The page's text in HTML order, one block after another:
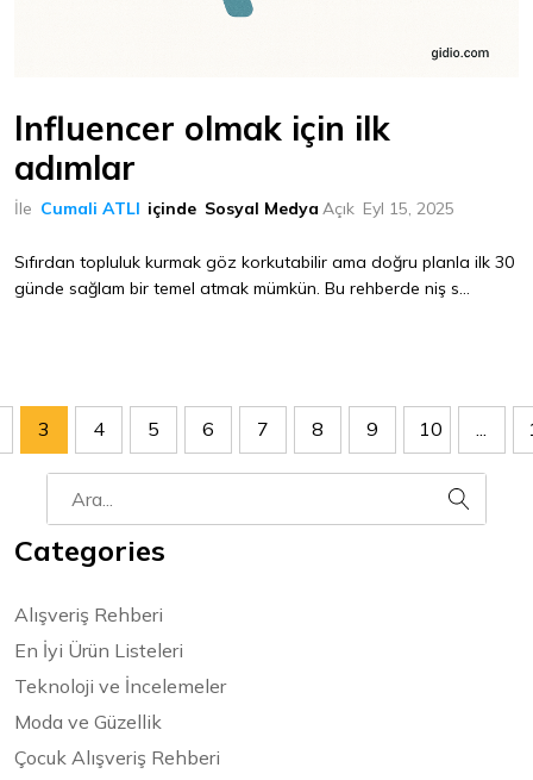
Influencer olmak için ilk
adımlar
İle Cumali ATLI içinde Sosyal Medya Açık Eyl 15, 2025
Sıfırdan topluluk kurmak göz korkutabilir ama doğru planla ilk 30
günde sağlam bir temel atmak mümkün. Bu rehberde niş s...
3 4 5 6 7 8 9 10 ...
Categories
Alışveriş Rehberi
En İyi Ürün Listeleri
Teknoloji ve İncelemeler
Moda ve Güzellik
Çocuk Alışveriş Rehberi